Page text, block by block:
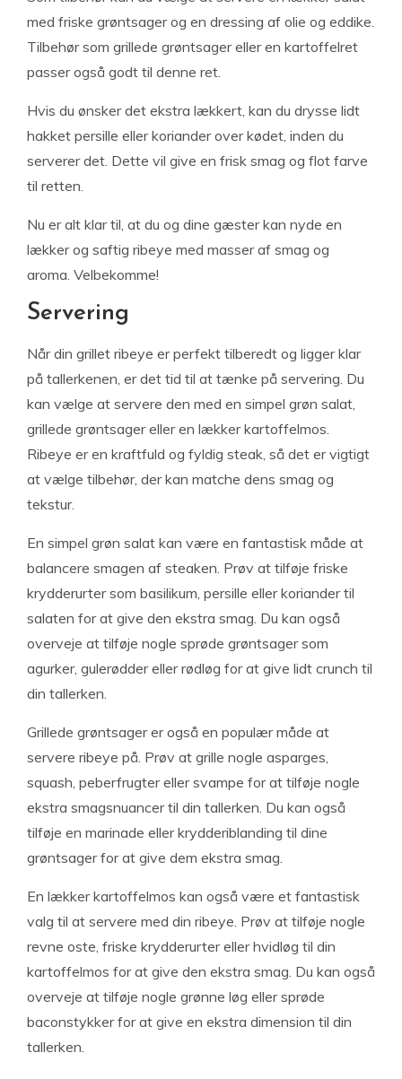
med friske grøntsager og en dressing af olie og eddike.
Tilbehør som grillede grøntsager eller en kartoffelret
passer også godt til denne ret.
Hvis du ønsker det ekstra lækkert, kan du drysse lidt
hakket persille eller koriander over kødet, inden du
serverer det. Dette vil give en frisk smag og flot farve
til retten.
Nu er alt klar til, at du og dine gæster kan nyde en
lækker og saftig ribeye med masser af smag og
aroma. Velbekomme!
Servering
Når din grillet ribeye er perfekt tilberedt og ligger klar
på tallerkenen, er det tid til at tænke på servering. Du
kan vælge at servere den med en simpel grøn salat,
grillede grøntsager eller en lækker kartoffelmos.
Ribeye er en kraftfuld og fyldig steak, så det er vigtigt
at vælge tilbehør, der kan matche dens smag og
tekstur.
En simpel grøn salat kan være en fantastisk måde at
balancere smagen af ​​steaken. Prøv at tilføje friske
krydderurter som basilikum, persille eller koriander til
salaten for at give den ekstra smag. Du kan også
overveje at tilføje nogle sprøde grøntsager som
agurker, gulerødder eller rødløg for at give lidt crunch til
din tallerken.
Grillede grøntsager er også en populær måde at
servere ribeye på. Prøv at grille nogle asparges,
squash, peberfrugter eller svampe for at tilføje nogle
ekstra smagsnuancer til din tallerken. Du kan også
tilføje en marinade eller krydderiblanding til dine
grøntsager for at give dem ekstra smag.
En lækker kartoffelmos kan også være et fantastisk
valg til at servere med din ribeye. Prøv at tilføje nogle
revne oste, friske krydderurter eller hvidløg til din
kartoffelmos for at give den ekstra smag. Du kan også
overveje at tilføje nogle grønne løg eller sprøde
baconstykker for at give en ekstra dimension til din
tallerken.